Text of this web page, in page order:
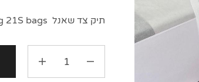
תיק צד שאנל Chanel Flap Bag 21S bags.